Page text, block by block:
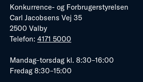
Konkurrence- og Forbrugerstyrelsen
Carl Jacobsens Vej 35
2500 Valby
Telefon: 4171 5000
Mandag–torsdag kl. 8:30–16:00
Fredag 8:30–15:00